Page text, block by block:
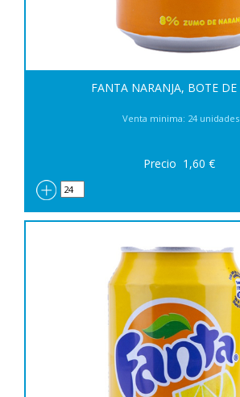
FANTA NARANJA, BOTE
Venta minima: 24 unidades
Precio 1,60 €